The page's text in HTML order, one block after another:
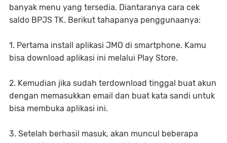
banyak menu yang tersedia. Diantaranya cara cek
saldo BPJS TK. Berikut tahapanya penggunaanya:
1. Pertama install aplikasi JMO di smartphone. Kamu
bisa download aplikasi ini melalui Play Store.
2. Kemudian jika sudah terdownload tinggal buat akun
dengan memasukkan email dan buat kata sandi untuk
bisa membuka aplikasi ini.
3. Setelah berhasil masuk, akan muncul beberapa